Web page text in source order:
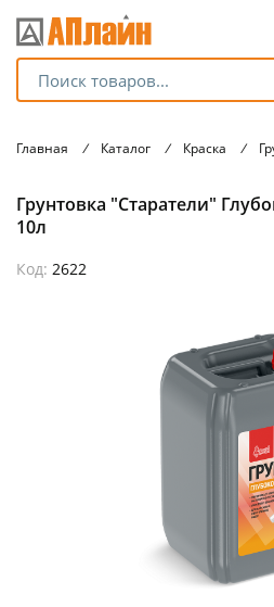
Главная / Каталог / Краска /
Грунтовка "Старатели"
10л
Код: 2622
оплатуна
Добавляйте товары
в корзину